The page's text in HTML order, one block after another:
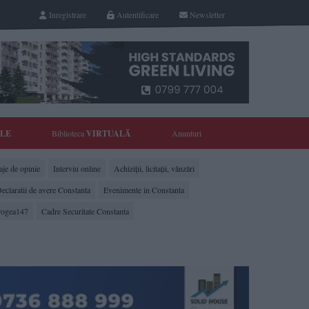
Newsletter
Autentificare
Inregistrare
BibliotecaVIRTUALĂ Anunturi
de opinie Interviu online
Achiziții, licitații, vânzări
de avere Constanta
Evenimente in Constanta
Cadre Securitate Constanta